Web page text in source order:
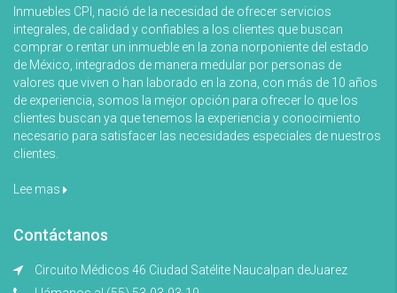
Inmuebles CPI, nació de la necesidad de ofrecer servicios
integrales, de calidad y confiables a los clientes que buscan
comprar o rentar un inmueble en la zona norponiente del estado
de México, integrados de manera medular por personas de
valores que viven o han laborado en la zona, con más de 10 años
de experiencia, somos la mejor opción para ofrecer lo que los
clientes buscan ya que tenemos la experiencia y conocimiento
necesario para satisfacer las necesidades especiales de nuestros
clientes.
Lee mas
Contáctanos
Circuito Médicos 46 Ciudad Satélite Naucalpan deJuarez